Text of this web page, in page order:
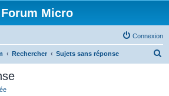
Forum Micro
Connexion
Rechercher Sujets sans réponse